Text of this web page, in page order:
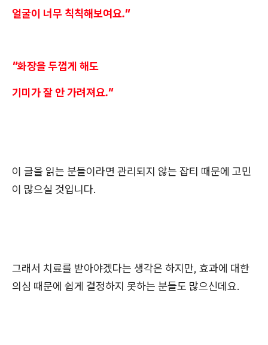
얼굴이 너무 칙칙해보여요."
"화장을 두껍게 해도
기미가 잘 안 가려져요."
이 글을 읽는 분들이라면 관리되지 않는 잡티 때문에 고민
이 많으실 것입니다.
그래서 치료를 받아야겠다는 생각은 하지만, 효과에 대한
의심 때문에 쉽게 결정하지 못하는 분들도 많으신데요.